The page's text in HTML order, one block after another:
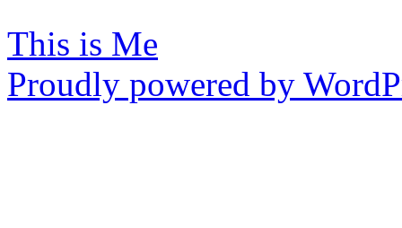
This is Me
Proudly powered by